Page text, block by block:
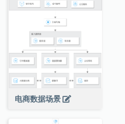
电商数据场景